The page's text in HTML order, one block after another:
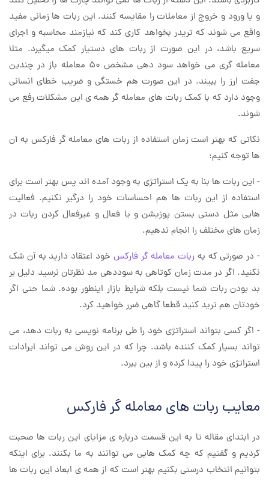
و یا ورود و خروج از معاملات را مقایسه کنند. این ربات ها زمانی مفید
واقع می شوند که تریدر بخواهد کاری کند که نیازمند محاسبه و اجرای
سریع باشد، در این صورت از ربات های دستیار کمک میگیرد. مثلا
معامله گری می خواهد سود دهی مشخص 50 معامله باز در چندین
جفت ارز را ببیند. در این صورت هم خستگی و ضریب خطای انسانی
وجود دارد که با کمک ربات های معامله گر همه ی این مشکلات رفع می
شوند.
نکاتی که بهتر است زمان استفاده از ربات های معامله گر فارکس به آن
ها توجه کنیم:
- این ربات ها بنا به یک استراتژی به وجود آمده اند پس بهتر است برای
استفاده از این ربات ها هم احساسات خود را درگیر نکنیم. فعالیت
هایی مثل دستی بستن پوزیشن و یا فعال و غیرفعال کردن ربات در
زمان های مختلف را انجام ندهیم.
- در صورتی که به ربات معامله گر فارکس خود اعتقاد دارید به آن شک
نکنید. اگر در مدت زمان کوتاهی به سوددهی مد نظرتان نرسید دلیل بر
بد بودن ربات شما نیست بلکه شرایط بازار اینطور بوده. شما حتی اگر
خودتان هم ترید کنید قطعا گاهی ضرر خواهید کرد.
- اگر کسی بتواند استراتژی خود را طی برنامه نویسی به ربات دهد، می
تواند بسیار کمک کننده باشد. چرا که در این روش می تواند ایرادات
استراتژی خود را پیدا کرده و از بین ببرد.
معایب ربات های معامله گر فارکس
در ابتدای مقاله تا به این قسمت درباره ی مزایای این ربات ها صحبت
کردیم و گفتیم که چه کمک هایی می توانند به ما بکنند. برای اینکه
بتوانیم انتخاب درستی بکنیم بهتر است که از همه ی ابعاد این ربات ها